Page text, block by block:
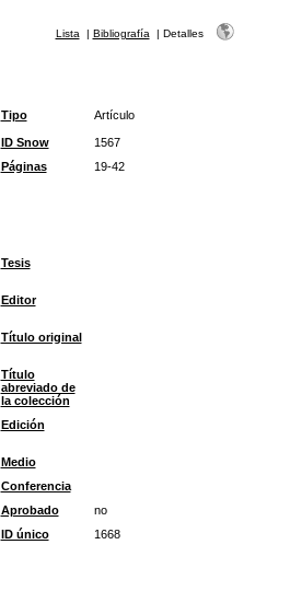
Lista | Bibliografía | Detalles
Tipo Artículo
ID Snow
1567
Páginas
19-42
Tesis
Editor
Título original
Título
abreviado de
la colección
Edición
Medio
Conferencia
Aprobado
no
ID único
1668